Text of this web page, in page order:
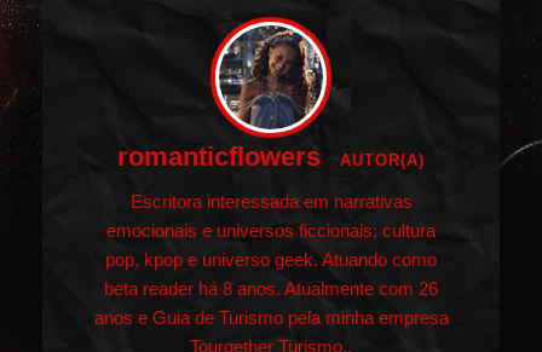
romanticflowers AUTOR(A)
Escritora interessada em narrativas
emocionais e universos ficcionais; cultura
pop, kpop e universo geek. Atuando como
beta reader há 8 anos. Atualmente com 26
anos e Guia de Turismo pela minha empresa
Tourgether Turismo..